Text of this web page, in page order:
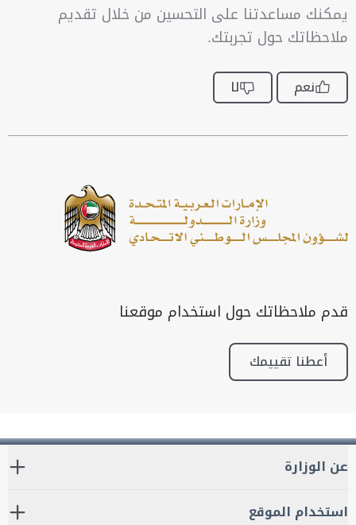
يمكنك مساعدتنا على التحسين من خلال تقديم
ملاحظاتك حول تجربتك.
نعم لا
قدم ملاحظاتك حول استخدام موقعنا
أعطنا تقييمك
عن الوزارة
استخدام الموقع